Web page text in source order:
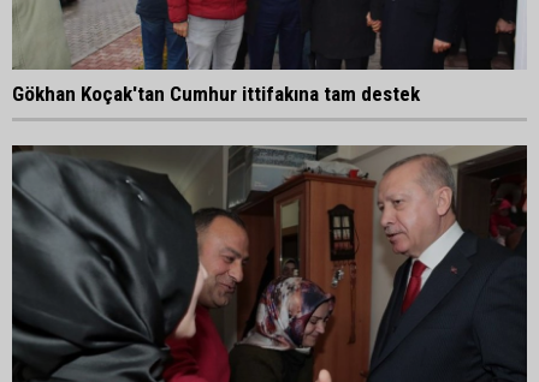
Gökhan Koçak'tan Cumhur ittifakına tam destek